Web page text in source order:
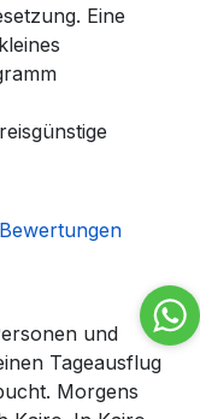
Eine
und
Tageausflug
Morgens